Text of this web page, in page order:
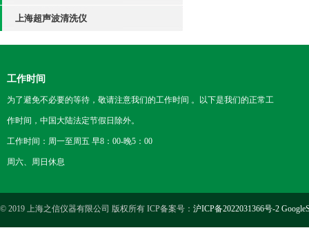
上海超声波清洗仪
工作时间
为了避免不必要的等待，敬请注意我们的工作时间 。以下是我们的正常工
作时间，中国大陆法定节假日除外。
工作时间：周一至周五 早8：00-晚5：00
周六、周日休息
© 2019 上海之信仪器有限公司 版权所有 ICP备案号： 沪ICP备2022031366号-2